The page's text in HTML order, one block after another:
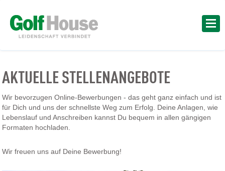
AKTUELLE STELLENANGEBOTE
Wir bevorzugen Online-Bewerbungen - das geht ganz einfach und ist
für Dich und uns der schnellste Weg zum Erfolg. Deine Anlagen, wie
Lebenslauf und Anschreiben kannst Du bequem in allen gängigen
Formaten hochladen.
Wir freuen uns auf Deine Bewerbung!